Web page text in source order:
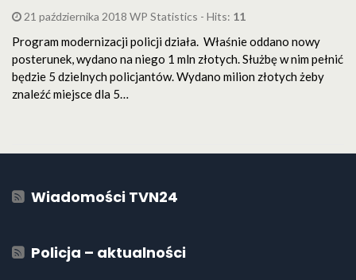
21 października 2018 WP Statistics - Hits: 11
Program modernizacji policji działa. Właśnie oddano nowy
posterunek, wydano na niego 1 mln złotych. Służbę w nim pełnić
będzie 5 dzielnych policjantów. Wydano milion złotych żeby
znaleźć miejsce dla 5…
Wiadomości TVN24
Policja – aktualności